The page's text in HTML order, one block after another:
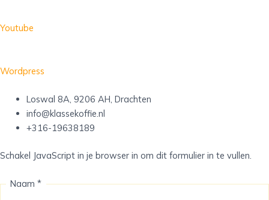
Youtube
Wordpress
Loswal 8A, 9206 AH, Drachten
info@klassekoffie.nl
+316-19638189
Schakel JavaScript in je browser in om dit formulier in te vullen.
Naam *